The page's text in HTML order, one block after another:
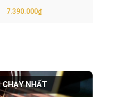
7.390.000₫
CHẠY NHẤT